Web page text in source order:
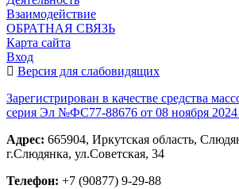
Взаимодействие
ОБРАТНАЯ СВЯЗЬ
Карта сайта
Вход
Версия для слабовидящих
Зарегистрирован в качестве средства
серия Эл №ФС77-88676 от 08 ноября 2024
Адрес: 665904, Иркутская область,
г.Слюдянка, ул.Советская, 34
Телефон: +7 (90877) 9-29-88